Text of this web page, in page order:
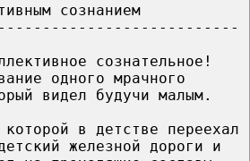
сознанием
сознательное!
одного мрачного
видел будучи малым.
в детстве переехал
железной дороги и